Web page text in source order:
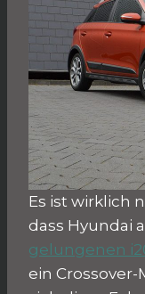
Es ist wirklich
dass Hyundai
gelungenen
ein